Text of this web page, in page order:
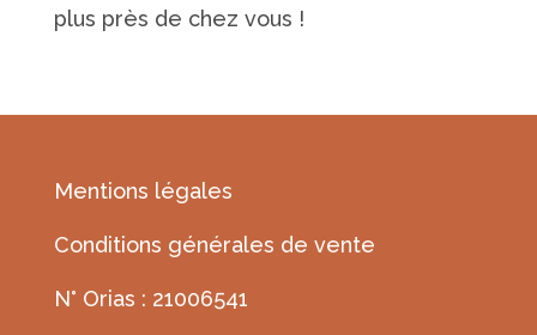
plus près de chez vous !
Mentions légales
Conditions générales de vente
N° Orias : 21006541